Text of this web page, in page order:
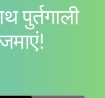
पुर्तगाली